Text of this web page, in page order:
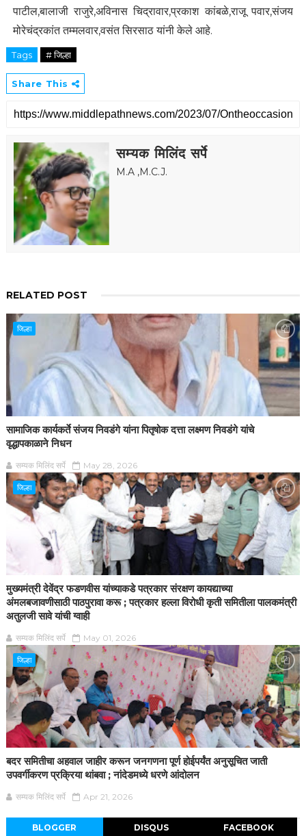
पाटील,बालाजी राजुरे,अविनास चिद्रावार,प्रकाश कांबळे,राजू पवार,संजय
मोरेचंद्रकांत तम्मलवार,वसंत सिरसाठ यांनी केले आहे.
Tags # जिल्हा
Share This
सम्यक मिलिंद सर्पे
M.A ,M.C.J.
RELATED POST
जिल्हा
सामाजिक कार्यकर्ते संजय निवडंगे यांना पितृषोक दत्ता लक्ष्मण निवडंगे यांचे
वृद्धापकाळाने निधन
सम्यक मिलिंद सर्पे May 28, 2026
जिल्हा
मुख्यमंत्री देवेंद्र फडणवीस यांच्याकडे पत्रकार संरक्षण कायद्याच्या
अंमलबजावणीसाठी पाठपुरावा करू ; पत्रकार हल्ला विरोधी कृती समितीला पालकमंत्री
अतुलजी सावे यांची ग्वाही
सम्यक मिलिंद सर्पे May 01, 2026
जिल्हा
बदर समितीचा अहवाल जाहीर करून जनगणना पूर्ण होईपर्यंत अनुसूचित जाती
उपवर्गीकरण प्रक्रिया थांबवा ; नांदेडमध्ये धरणे आंदोलन
सम्यक मिलिंद सर्पे Apr 21, 2026
BLOGGER DISQUS FACEBOOK